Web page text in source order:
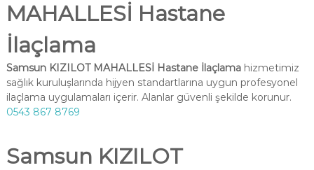
MAHALLESİ Hastane
İlaçlama
Samsun KIZILOT MAHALLESİ Hastane İlaçlamahizmetimiz
sağlık kuruluşlarında hijyen standartlarına uygun profesyonel
ilaçlama uygulamaları içerir. Alanlar güvenli şekilde korunur.
0543 867 8769
Samsun KIZILOT